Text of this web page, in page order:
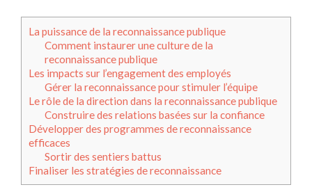
La puissance de la reconnaissance publique
Comment instaurer une culture de la
reconnaissance publique
Les impacts sur l’engagement des employés
Gérer la reconnaissance pour stimuler l’équipe
Le rôle de la direction dans la reconnaissance publique
Construire des relations basées sur la confiance
Développer des programmes de reconnaissance
efficaces
Sortir des sentiers battus
Finaliser les stratégies de reconnaissance